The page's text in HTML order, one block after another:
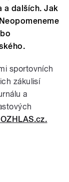
a dalších. Jak
sportovních
zákulisí
a